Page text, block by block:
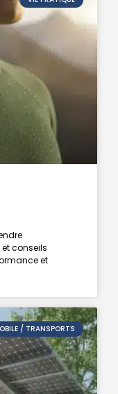
conseils
et
/ TRANSPORTS